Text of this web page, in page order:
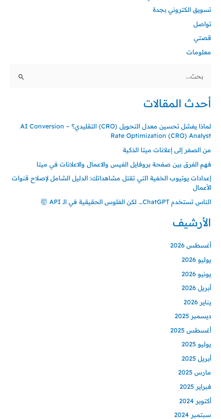
تسويق الكتروني بجدة
تواصل
قصتي
معلومات
البحث
أحدث المقالات
لماذا يفشل تحسين معدل التحويل (CRO) التقليدي؟ – AI Conversion
Rate Optimization (CRO) Analyst
من الصفر إلى إعلانات ميتا الذكية
فهم الفرق بين صفحة بروفايل الفيس والاعمال والاعلانات في ميتا
إعدادات يوتيوب الخفية التي تقتل مشاهداتك: الدليل الشامل لإصلاح قنوات
الأعمال
الناس تستخدم ChatGPT… لكن الفلوس الحقيقية في الـ API 🤯
الأرشيف
أغسطس 2026
يوليو 2026
يونيو 2026
أبريل 2026
يناير 2026
ديسمبر 2025
أغسطس 2025
يوليو 2025
أبريل 2025
مارس 2025
فبراير 2025
أكتوبر 2024
سبتمبر 2024